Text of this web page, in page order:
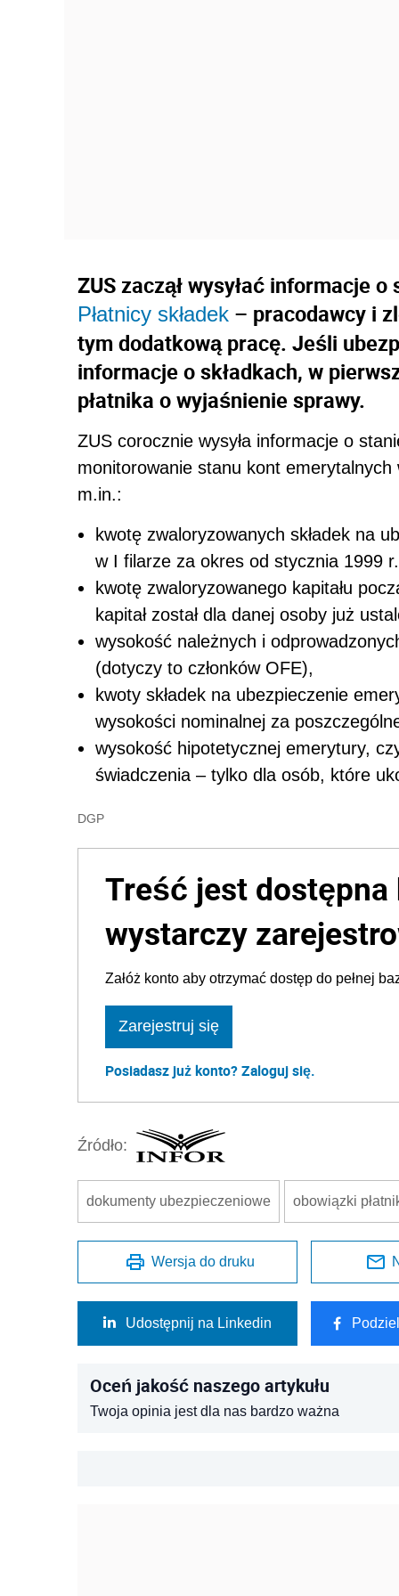
ZUS zaczął wysyłać informacje
Płatnicy składek – pracodawcy i
tym dodatkową pracę. Jeśli
informacje o składkach, w
płatnika o wyjaśnienie sprawy.
ZUS corocznie wysyła informacje o
monitorowanie stanu kont
m.in.:
kwotę zwaloryzowanych składek na
w I filarze za okres od stycznia 1999
kwotę zwaloryzowanego kapitału
kapitał został dla danej osoby już
wysokość należnych i
(dotyczy to członków OFE),
kwoty składek na ubezpieczenie
wysokości nominalnej za
wysokość hipotetycznej emerytury,
świadczenia – tylko dla osób, które
DGP
Treść jest dostępna
wystarczy
Załóż konto aby otrzymać dostęp do pełnej
Zarejestruj się
Posiadasz już konto? Zaloguj się.
Źródło:
dokumenty ubezpieczeniowe obowiązki
Wersja do druku
Udostępnij na Linkedin
Oceń jakość naszego artykułu
Twoja opinia jest dla nas bardzo ważna